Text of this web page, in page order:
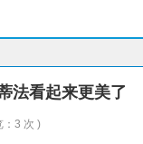
法看起来更美了
：3 次 )